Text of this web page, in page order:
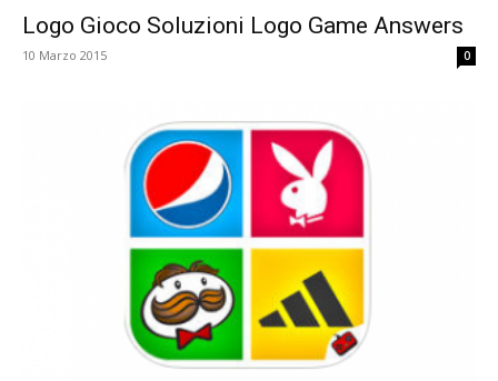
Logo Gioco Soluzioni Logo Game Answers
10 Marzo 2015 0